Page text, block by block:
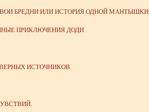
БРЕДНИ ИЛИ ИСТОРИЯ ОДНОЙ МАНТЫШКИ
ПРИКЛЮЧЕНИЯ ДОДИ
ИСТОЧНИКОВ